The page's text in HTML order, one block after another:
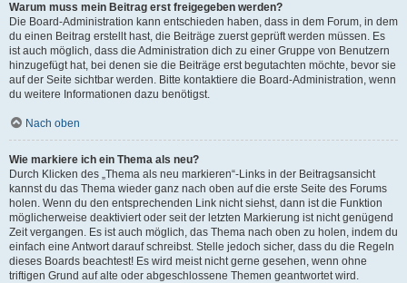
Warum muss mein Beitrag erst freigegeben werden?
Die Board-Administration kann entschieden haben, dass in dem Forum, in dem
du einen Beitrag erstellt hast, die Beiträge zuerst geprüft werden müssen. Es
ist auch möglich, dass die Administration dich zu einer Gruppe von Benutzern
hinzugefügt hat, bei denen sie die Beiträge erst begutachten möchte, bevor sie
auf der Seite sichtbar werden. Bitte kontaktiere die Board-Administration, wenn
du weitere Informationen dazu benötigst.
Nach oben
Wie markiere ich ein Thema als neu?
Durch Klicken des „Thema als neu markieren“-Links in der Beitragsansicht
kannst du das Thema wieder ganz nach oben auf die erste Seite des Forums
holen. Wenn du den entsprechenden Link nicht siehst, dann ist die Funktion
möglicherweise deaktiviert oder seit der letzten Markierung ist nicht genügend
Zeit vergangen. Es ist auch möglich, das Thema nach oben zu holen, indem du
einfach eine Antwort darauf schreibst. Stelle jedoch sicher, dass du die Regeln
dieses Boards beachtest! Es wird meist nicht gerne gesehen, wenn ohne
triftigen Grund auf alte oder abgeschlossene Themen geantwortet wird.